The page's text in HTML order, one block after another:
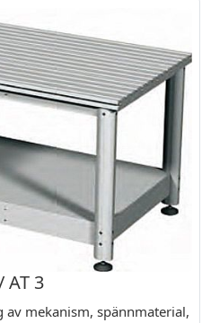
AT 3
mekanism, spännmaterial,